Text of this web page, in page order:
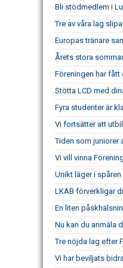
Bli stödmedlem i
Tre av våra lag
Europas tränare
Årets stora
Föreningen har fått
Stötta LCD med
Fyra studenter är
Vi fortsätter att
Tiden som juniorer
Vi vill vinna
Unikt läger i
LKAB förverkligar
En liten
Nu kan du anmäla
Tre nöjda lag efter
Vi har beviljats